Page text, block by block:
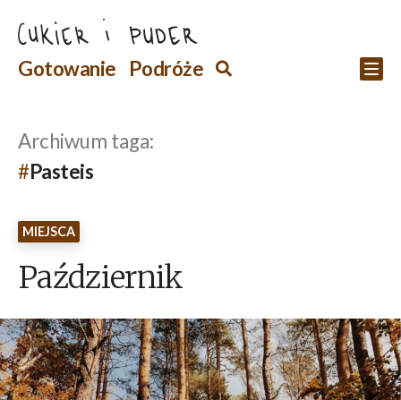
do
treści
Szukaj
Gotowanie Podróże Szukaj
Archiwum taga:
Pasteis
MIEJSCA
Październik